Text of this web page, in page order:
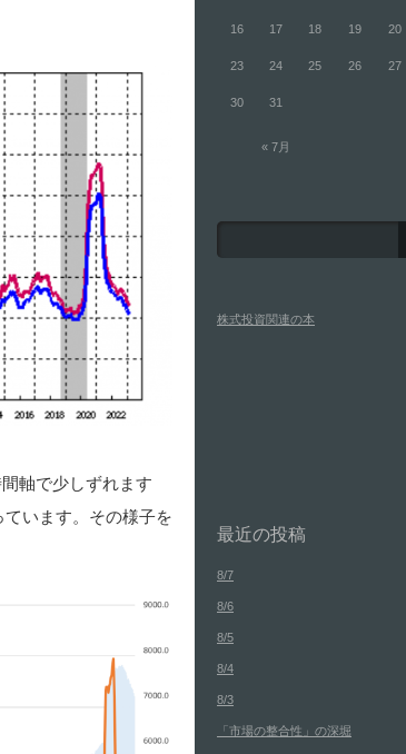
軸で少しずれます
います。その様子を
« 7月
16 17 18 19 20
23 24 25 26 27
30 31
株式投資関連の本
最近の投稿
8/7
8/6
8/5
8/4
8/3
「市場の整合性」の深堀